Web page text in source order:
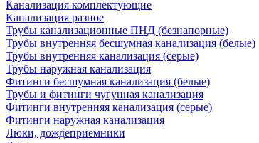
Канализация комплектующие
Канализация разное
Трубы канализационные ПНД (безнапорные)
Трубы внутренняя бесшумная канализация (белые)
Трубы внутренняя канализация (серые)
Трубы наружная канализация
Фитинги бесшумная канализация (белые)
Трубы и фитинги чугунная канализация
Фитинги внутренняя канализация (серые)
Фитинги наружная канализация
Люки, дождеприемники